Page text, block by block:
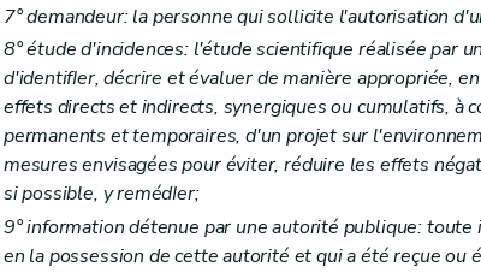
D29-13
3 Modalités de l'accès à l'information dans le cadre
D29-14
D29-15
D29-16
D29-17
D29-18
D29-19
7° demandeur: la personne qui sollicite l'autorisation
8° étude d'incidences: l'étude scientifique réalisée par
d'identifIer, décrire et évaluer de manière appropriée,
effets directs et indirects, synergiques ou cumulatifs, à
permanents et temporaires, d'un projet sur
mesures envisagées pour éviter, réduire les effets
si possible, y remédIer;
9° information détenue par une autorité publique:
en la possession de cette autorité et qui a été reçue ou